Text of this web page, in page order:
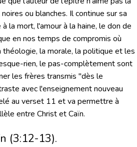
ou blanches. Il continue sur sa
la mort, l'amour à la haine, le don de
en nos temps de compromis où
la morale, la politique et les
rien, le pas-complètement sont
les frères transmis "dès le
avec l'enseignement nouveau
au verset 11 et va permettre à
entre Christ et Caïn.
(3:12-13).